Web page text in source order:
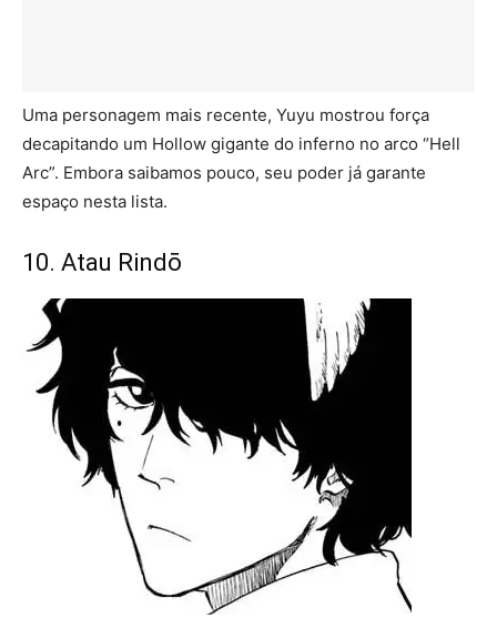
Uma personagem mais recente, Yuyu mostrou força
decapitando um Hollow gigante do inferno no arco “Hell
Arc”. Embora saibamos pouco, seu poder já garante
espaço nesta lista.
10. Atau Rindō